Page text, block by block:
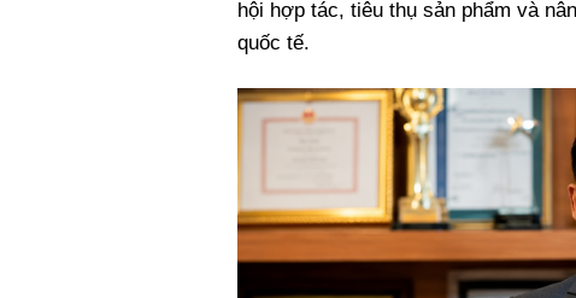
hội hợp tác, tiêu thụ sản phẩm và
quốc tế.